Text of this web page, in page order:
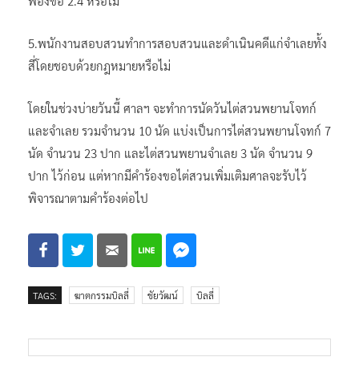
5.พนักงานสอบสวนทำการสอบสวนและดำเนินคดีแก่จำเลยทั้ง
สี่โดยชอบด้วยกฎหมายหรือไม่
โดยในช่วงบ่ายวันนี้ ศาลฯ จะทำการนัดวันไต่สวนพยานโจทก์
และจำเลย รวมจำนวน 10 นัด แบ่งเป็นการไต่สวนพยานโจทก์ 7
นัด จำนวน 23 ปาก และไต่สวนพยานจำเลย 3 นัด จำนวน 9
ปาก ไว้ก่อน แต่หากมีคำร้องขอไต่สวนเพิ่มเติมศาลจะรับไว้
พิจารณาตามคำร้องต่อไป
TAGS: ฆาตกรรมบิลลี่ ชัยวัฒน์ บิลลี่